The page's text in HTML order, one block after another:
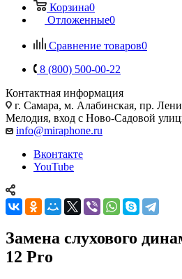
Корзина0
Отложенные0
Сравнение товаров0
8 (800) 500-00-22
Контактная информация
г. Самара, м. Алабинская, пр.
Мелодия, вход с Ново-Садовой
info@miraphone.ru
Вконтакте
YouTube
Замена слухового
12 Pro